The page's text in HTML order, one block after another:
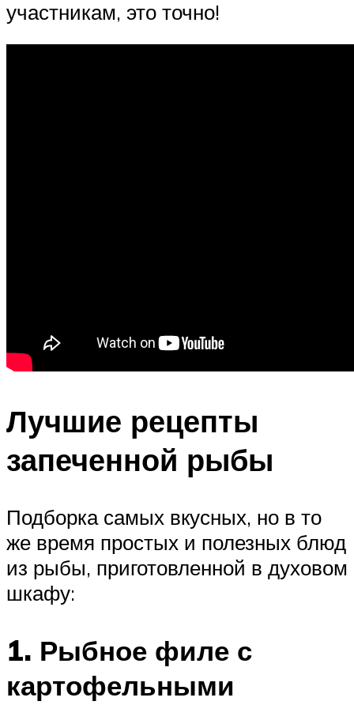
участникам, это точно!
Лучшие рецепты
запеченной рыбы
Подборка самых вкусных, но в то
же время простых и полезных блюд
из рыбы, приготовленной в духовом
шкафу:
1. Рыбное филе с
картофельными